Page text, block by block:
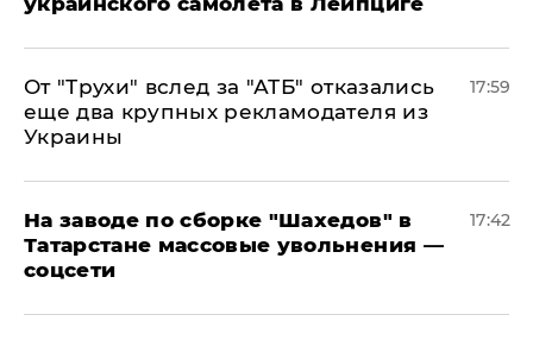
От "Трухи" вслед за "АТБ" отказались
еще два крупных рекламодателя из
Украины
17:59
На заводе по сборке "Шахедов" в
Татарстане массовые увольнения —
соцсети
17:42